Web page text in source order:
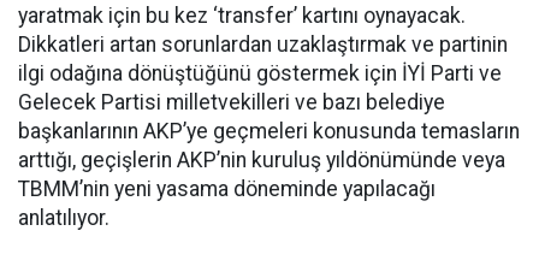
yaratmak için bu kez ‘transfer’ kartını oynayacak.
Dikkatleri artan sorunlardan uzaklaştırmak ve partinin
ilgi odağına dönüştüğünü göstermek için İYİ Parti ve
Gelecek Partisi milletvekilleri ve bazı belediye
başkanlarının AKP’ye geçmeleri konusunda temasların
arttığı, geçişlerin AKP’nin kuruluş yıldönümünde veya
TBMM’nin yeni yasama döneminde yapılacağı
anlatılıyor.